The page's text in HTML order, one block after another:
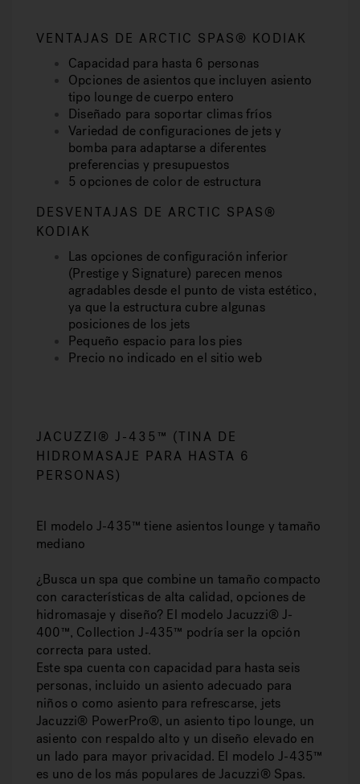
VENTAJAS DE ARCTIC SPAS® KODIAK
Capacidad para hasta 6 personas
Opciones de asientos que incluyen asiento
tipo lounge de cuerpo entero
Diseñado para soportar climas fríos
Variedad de configuraciones de jets y
bomba para adaptarse a diferentes
preferencias y presupuestos
5 opciones de color de estructura
DESVENTAJAS DE ARCTIC SPAS®
KODIAK
Las opciones de configuración inferior
(Prestige y Signature) parecen menos
agradables desde el punto de vista estético,
ya que la estructura cubre algunas
posiciones de los jets
Pequeño espacio para los pies
Precio no indicado en el sitio web
JACUZZI® J-435™ (TINA DE
HIDROMASAJE PARA HASTA 6
PERSONAS)
El modelo J-435™ tiene asientos lounge y tamaño
mediano
¿Busca un spa que combine un tamaño compacto
con características de alta calidad, opciones de
hidromasaje y diseño? El modelo Jacuzzi® J-
400™, Collection J-435™ podría ser la opción
correcta para usted.
Este spa cuenta con capacidad para hasta seis
personas, incluido un asiento adecuado para
niños o como asiento para refrescarse, jets
Jacuzzi® PowerPro®, un asiento tipo lounge, un
asiento con respaldo alto y un diseño elevado en
un lado para mayor privacidad. El modelo J-435™
es uno de los más populares de Jacuzzi® Spas.